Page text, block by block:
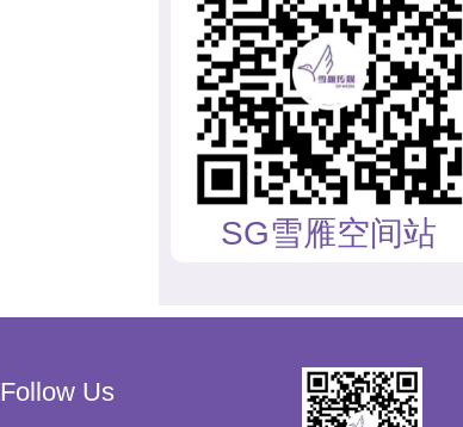
SG雪雁空间站
Follow Us